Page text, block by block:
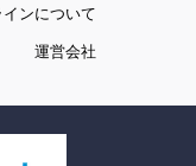
ンについて
運営会社